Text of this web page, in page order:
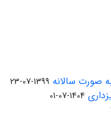
صورت سالانه 1399-07-23
1404-07-01